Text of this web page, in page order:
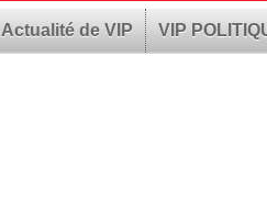
Actualité de VIP VIP